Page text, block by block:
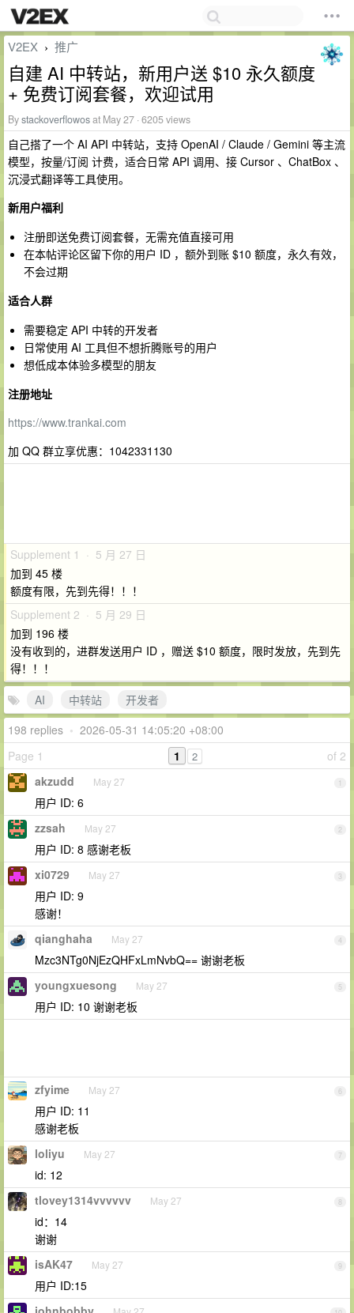
V2EX › 推广
自建 AI 中转站，新用户送 $10 永久额度
+ 免费订阅套餐，欢迎试用
Bystackoverflowosat May 27 · 6205 views
自己搭了一个 AI API 中转站，支持 OpenAI / Claude / Gemini 等主流
模型，按量/订阅 计费，适合日常 API 调用、接 Cursor 、ChatBox 、
沉浸式翻译等工具使用。
新用户福利
注册即送免费订阅套餐，无需充值直接可用
在本帖评论区留下你的用户 ID ，额外到账 $10 额度，永久有效，
不会过期
适合人群
需要稳定 API 中转的开发者
日常使用 AI 工具但不想折腾账号的用户
想低成本体验多模型的朋友
注册地址
https://www.trankai.com
加 QQ 群立享优惠：1042331130
Supplement 1 · 5 月 27 日
加到 45 楼
额度有限，先到先得！！！
Supplement 2 · 5 月 29 日
加到 196 楼
没有收到的，进群发送用户 ID ，赠送 $10 额度，限时发放，先到先
得！！！
AI
中转站
开发者
198 replies • 2026-05-31 14:05:20 +08:00
Page 1
of 2
1 2
1
akzudd May 27
用户 ID: 6
2
zzsah May 27
用户 ID: 8 感谢老板
3
xi0729 May 27
用户 ID: 9
感谢！
4
qianghaha May 27
Mzc3NTg0NjEzQHFxLmNvbQ== 谢谢老板
5
youngxuesong May 27
用户 ID: 10 谢谢老板
6
zfyime May 27
用户 ID: 11
感谢老板
7
loliyu May 27
id: 12
8
tlovey1314vvvvvv May 27
id：14
谢谢
9
isAK47 May 27
用户 ID:15